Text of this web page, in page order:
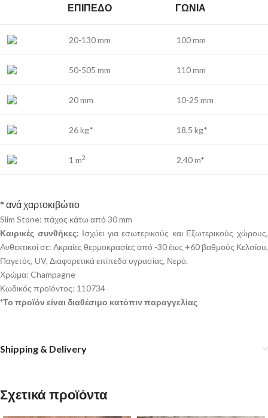
ΕΠΊΠΕΔΟ ΓΩΝΊΑ
20-130 mm 100 mm
50-505 mm 110 mm
20 mm 10-25 mm
26 kg* 18,5 kg*
1 m2 2,40 m*
* ανά χαρτοκιβώτιο
Slim Stone: πάχος κάτω από 30 mm
Καιρικές συνθήκες: Ισχύει για εσωτερικούς και Εξωτερικούς χώρους,
Ανθεκτικοί σε: Ακραίες θερμοκρασίες από -30 έως +60 βαθμούς Κελσίου,
Παγετός, UV, Διαφορετικά επίπεδα υγρασίας, Νερό.
Χρώμα: Champagne
Κωδικός προϊόντος: 110734
*Το προϊόν είναι διαθέσιμο κατόπιν παραγγελίας
Shipping & Delivery
Σχετικά προϊόντα